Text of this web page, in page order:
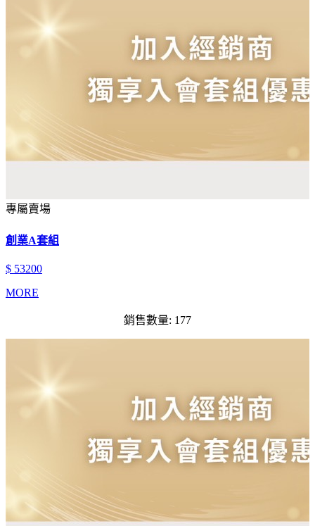
專屬賣場
創業A套組
$ 53200
MORE
銷售數量: 177